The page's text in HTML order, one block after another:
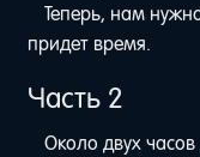
Теперь, нам
придет время.
Часть 2
Около двух